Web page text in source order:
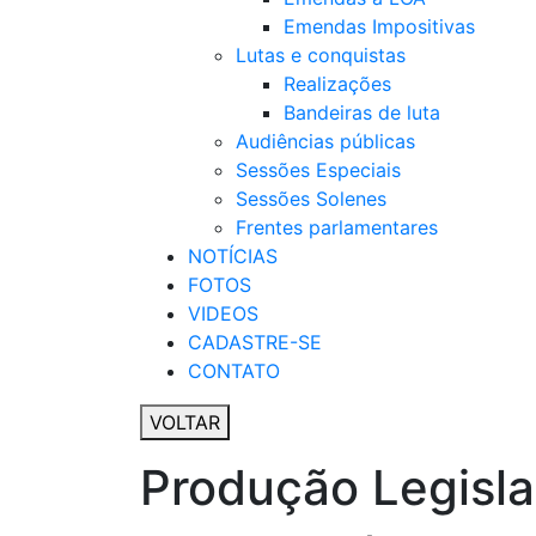
Emendas Impositivas
Lutas e conquistas
Realizações
Bandeiras de luta
Audiências públicas
Sessões Especiais
Sessões Solenes
Frentes parlamentares
NOTÍCIAS
FOTOS
VIDEOS
CADASTRE-SE
CONTATO
VOLTAR
Produção